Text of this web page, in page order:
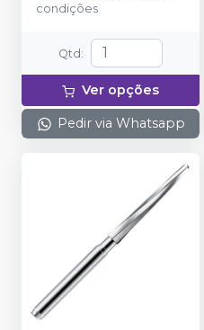
condições
Qtd :
Ver opções
Pedir via Whatsapp